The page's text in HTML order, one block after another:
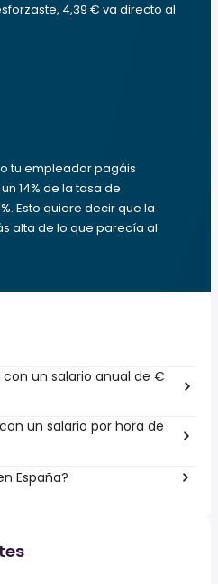
4,39 € va directo al
tu empleador pagáis
14% de la tasa de
Esto quiere decir que la
alta de lo que parecía al
un salario anual de €
un salario por hora de
España?